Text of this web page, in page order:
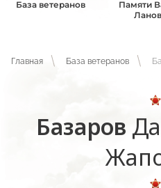
База ветеранов
Памяти
Главная База ветеранов
Базаров